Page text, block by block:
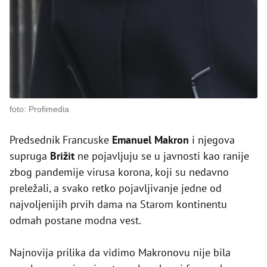
foto: Profimedia
Predsednik Francuske Emanuel Makron i njegova
supruga Brižit ne pojavljuju se u javnosti kao ranije
zbog pandemije virusa korona, koji su nedavno
preležali, a svako retko pojavljivanje jedne od
najvoljenijih prvih dama na Starom kontinentu
odmah postane modna vest.
Najnovija prilika da vidimo Makronovu nije bila